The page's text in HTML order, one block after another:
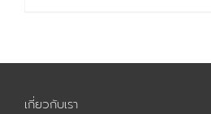
เกี่ยวกับเรา